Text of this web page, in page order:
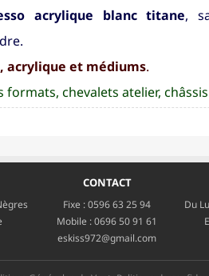
acrylique blanc titane,
acrylique et médiums.
chevalets atelier,
CONTACT
Fixe :0596 63 25 94
Mobile :0696 50 91 61
eskiss972@gmail.com
Du